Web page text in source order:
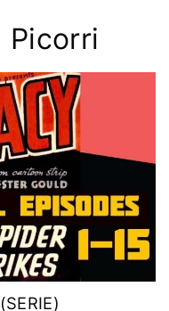
/
CHILE
ESTADOS UNIDOS
MÉXICO
URUGUAY
JAPÓN
RUSIA
ALEMANIA
AUSTRIA
BÉLGICA
DINAMARCA
ESPAÑA
FRANCIA
ITALIA
PAISES BAJOS
REINO UNIDO
AUSTRALIA
ANIME
🗨 CÓMICS
Picorri